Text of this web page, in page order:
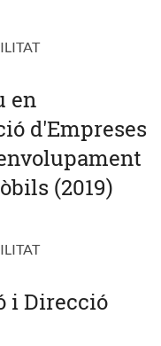
en
d'Empreses
(2019)
i Direcció